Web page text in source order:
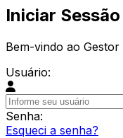
Iniciar Sessão
Bem-vindo ao Gestor
Usuário:
Senha:
Esqueci a senha?